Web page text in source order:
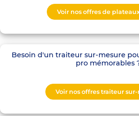
Voir nos offres de
Besoin d'un traiteur sur-mesure
pro mémorables
Voir nos offres traiteur